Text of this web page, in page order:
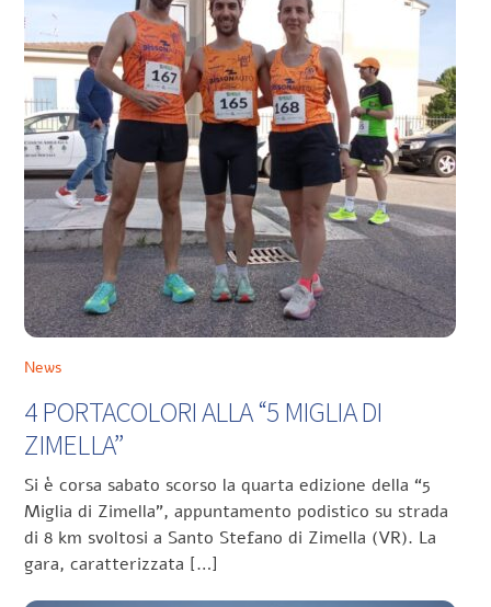
News
4 PORTACOLORI ALLA “5 MIGLIA DI
ZIMELLA”
Si è corsa sabato scorso la quarta edizione della “5
Miglia di Zimella”, appuntamento podistico su strada
di 8 km svoltosi a Santo Stefano di Zimella (VR). La
gara, caratterizzata […]